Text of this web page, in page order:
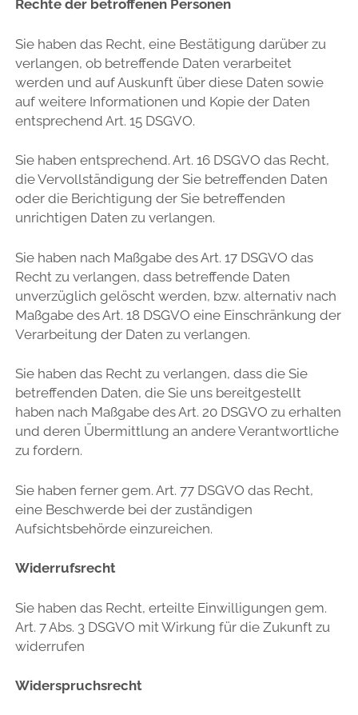
Rechte der betroffenen Personen
Sie haben das Recht, eine Bestätigung darüber zu
verlangen, ob betreffende Daten verarbeitet
werden und auf Auskunft über diese Daten sowie
auf weitere Informationen und Kopie der Daten
entsprechend Art. 15 DSGVO.
Sie haben entsprechend. Art. 16 DSGVO das Recht,
die Vervollständigung der Sie betreffenden Daten
oder die Berichtigung der Sie betreffenden
unrichtigen Daten zu verlangen.
Sie haben nach Maßgabe des Art. 17 DSGVO das
Recht zu verlangen, dass betreffende Daten
unverzüglich gelöscht werden, bzw. alternativ nach
Maßgabe des Art. 18 DSGVO eine Einschränkung der
Verarbeitung der Daten zu verlangen.
Sie haben das Recht zu verlangen, dass die Sie
betreffenden Daten, die Sie uns bereitgestellt
haben nach Maßgabe des Art. 20 DSGVO zu erhalten
und deren Übermittlung an andere Verantwortliche
zu fordern.
Sie haben ferner gem. Art. 77 DSGVO das Recht,
eine Beschwerde bei der zuständigen
Aufsichtsbehörde einzureichen.
Widerrufsrecht
Sie haben das Recht, erteilte Einwilligungen gem.
Art. 7 Abs. 3 DSGVO mit Wirkung für die Zukunft zu
widerrufen
Widerspruchsrecht